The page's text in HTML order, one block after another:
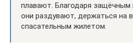
плавают. Благодаря
они раздувают, держаться на
спасательным жилетом.